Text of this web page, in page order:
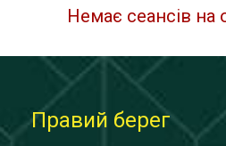
Немає сеансів на
Правий берег